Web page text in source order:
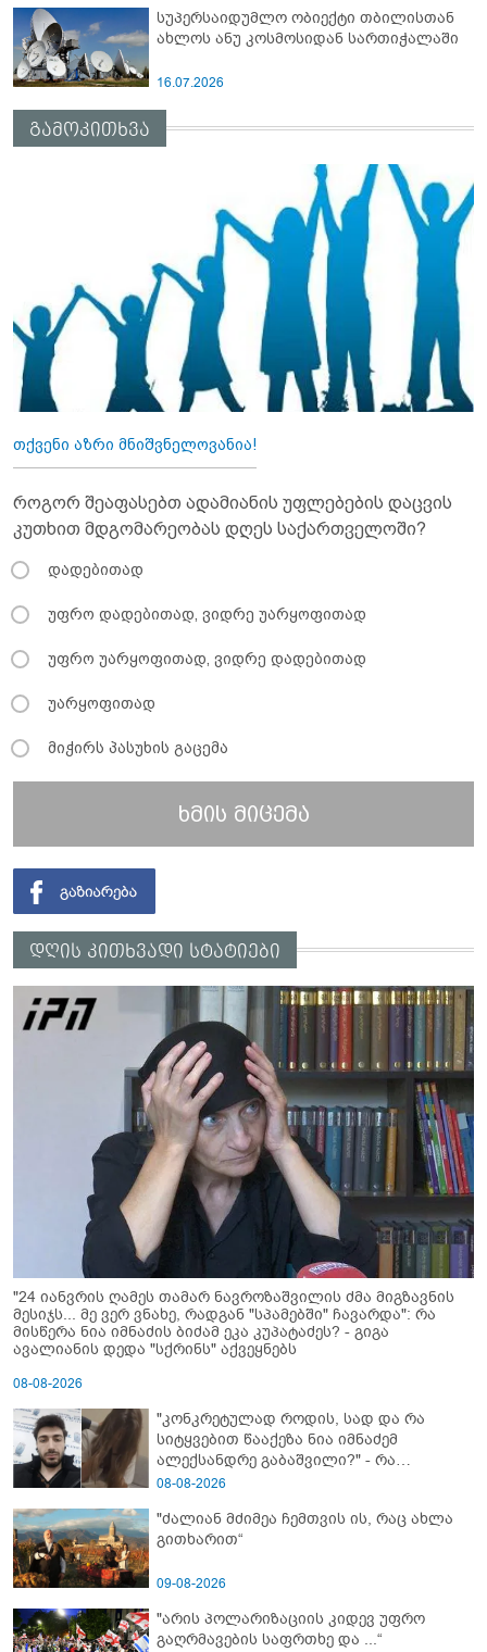
სუპერსაიდუმლო ობიექტი თბილისთან
ახლოს ანუ კოსმოსიდან სართიჭალაში
16.07.2026
გამოკითხვა
თქვენი აზრი მნიშვნელოვანია!
როგორ შეაფასებთ ადამიანის უფლებების დაცვის
კუთხით მდგომარეობას დღეს საქართველოში?
დადებითად
უფრო დადებითად, ვიდრე უარყოფითად
უფრო უარყოფითად, ვიდრე დადებითად
უარყოფითად
მიჭირს პასუხის გაცემა
ხმის მიცემა
დღის კითხვადი სტატიები
"24 იანვრის ღამეს თამარ ნავროზაშვილის ძმა მიგზავნის
მესიჯს... მე ვერ ვნახე, რადგან "სპამებში" ჩავარდა": რა
მისწერა ნია იმნაძის ბიძამ ეკა კუპატაძეს? - გიგა
ავალიანის დედა "სქრინს" აქვეყნებს
08-08-2026
"კონკრეტულად როდის, სად და რა
სიტყვებით წააქეზა ნია იმნაძემ
ალექსანდრე გაბაშვილი?" - რა
მიმართვას ავრცელებს ნია იმნაძის
08-08-2026
"ძალიან მძიმეა ჩემთვის ის, რაც ახლა
გითხარით“
09-08-2026
"არის პოლარიზაციის კიდევ უფრო
გაღრმავების საფრთხე და ...“